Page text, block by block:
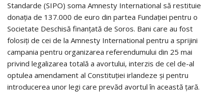
Standarde (SIPO) soma Amnesty International să restituie
donația de 137.000 de euro din partea Fundației pentru o
Societate Deschisă finanțată de Soros. Bani care au fost
folosiți de cei de la Amnesty International pentru a sprijini
campania pentru organizarea referendumului din 25 mai
privind legalizarea totală a avortului, interzis de cel de-al
optulea amendament al Constituției irlandeze și pentru
introducerea unor legi care prevăd avortul în această țară.